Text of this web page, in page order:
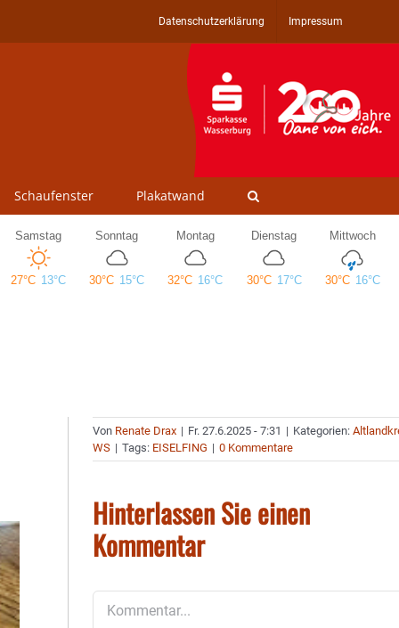
Datenschutzerklärung Impressum
Schaufenster Plakatwand
Von Renate Drax | Fr. 27.6.2025 - 7:31 | Kategorien:
WS | Tags: EISELFING | 0 Kommentare
Hinterlassen Sie einen
Kommentar